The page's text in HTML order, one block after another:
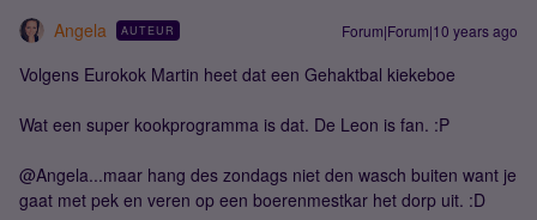
Angela AUTEUR Forum|Forum|10 years ago
Volgens Eurokok Martin heet dat een Gehaktbal kiekeboe
Wat een super kookprogramma is dat. De Leon is fan. :P
@Angela...maar hang des zondags niet den wasch buiten want je
gaat met pek en veren op een boerenmestkar het dorp uit. :D